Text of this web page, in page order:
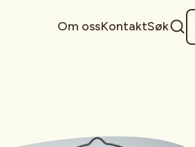
Om ossKontaktSøk